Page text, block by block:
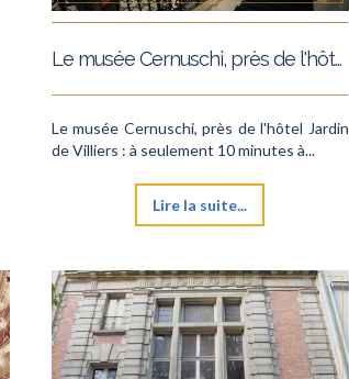
Le musée Cernuschi, près de l'hôtel Jardin de Villiers.
Le musée Cernuschi, près de l'hôtel Jardin
de Villiers : à seulement 10 minutes à...
Lire la suite...